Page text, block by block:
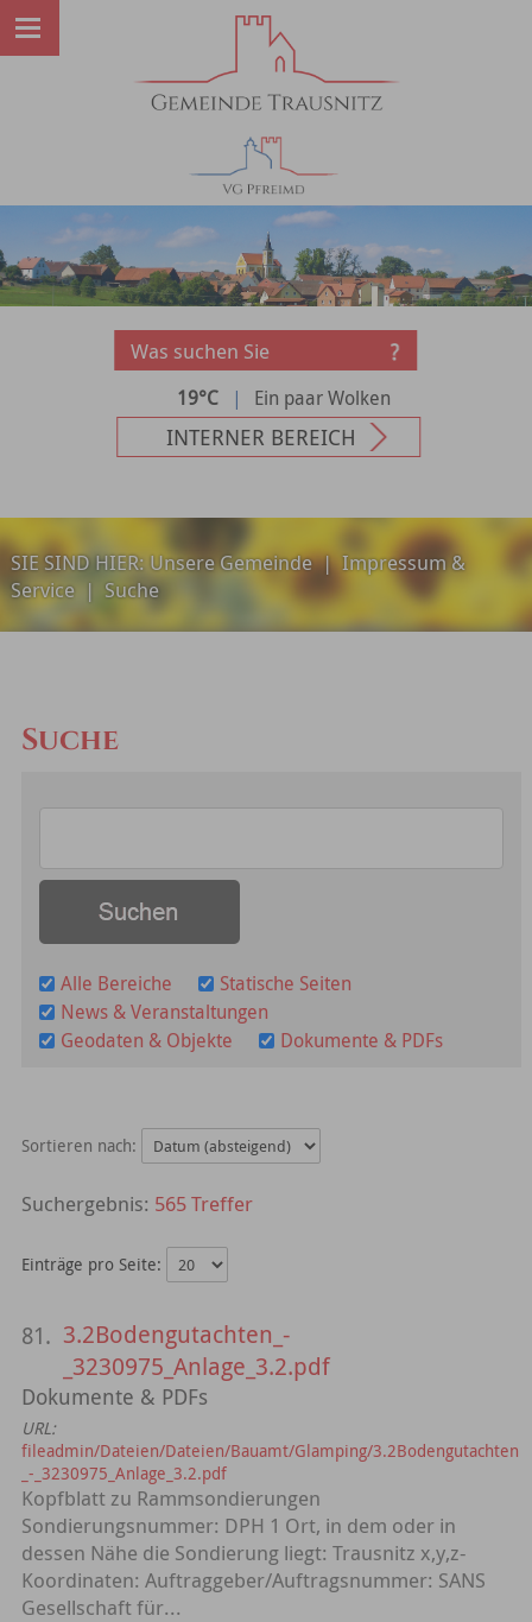
19°C | Ein paar Wolken
INTERNER BEREICH
SIE SIND HIER:Unsere Gemeinde|Impressum &
Service | Suche
Suche
Alle Bereiche
Statische Seiten
News & Veranstaltungen
Geodaten & Objekte
Dokumente & PDFs
Sortieren nach:
565 Treffer
Einträge pro Seite:
81. 3.2Bodengutachten_-
_3230975_Anlage_3.2.pdf
Dokumente & PDFs
URL:
fileadmin/Dateien/Dateien/Bauamt/Glamping/3.2Bodengutachten
_-_3230975_Anlage_3.2.pdf
Kopfblatt zu Rammsondierungen
Sondierungsnummer: DPH 1 Ort, in dem oder in
dessen Nähe die Sondierung liegt: Trausnitz x,y,z-
Koordinaten: Auftraggeber/Auftragsnummer: SANS
Gesellschaft für...